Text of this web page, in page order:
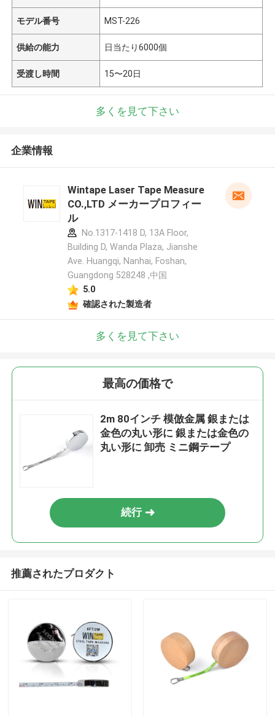
モデル番号 MST-226
供給の能力 日当たり6000個
受渡し時間 15〜20日
多くを見て下さい
企業情報
Wintape Laser Tape Measure
CO.,LTD メーカープロフィー
ル
No.1317-1418 D, 13A Floor,
Building D, Wanda Plaza, Jianshe
Ave. Huangqi, Nanhai, Foshan,
Guangdong 528248 ,中国
5.0
確認された製造者
多くを見て下さい
最高の価格で
2m 80インチ 模倣金属 銀または
金色の丸い形に 銀または金色の
丸い形に 卸売 ミニ鋼テープ
続行
推薦されたプロダクト